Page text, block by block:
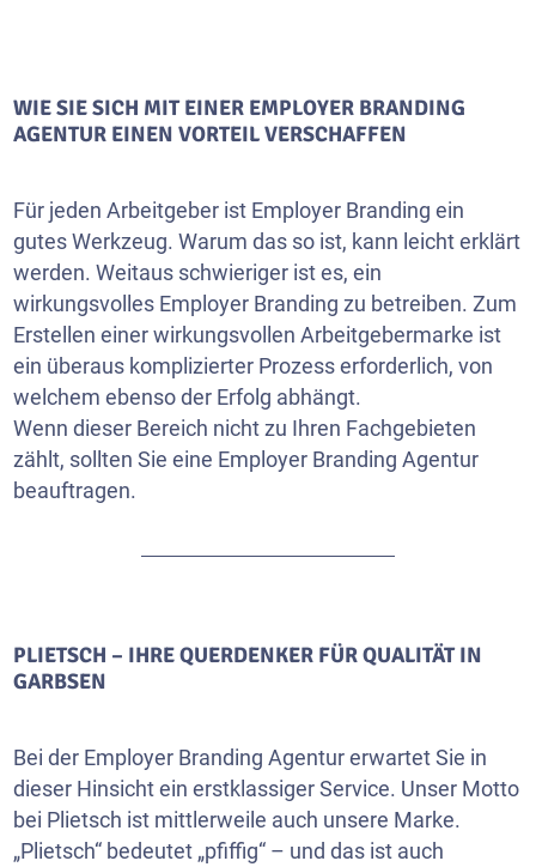
WIE SIE SICH MIT EINER EMPLOYER BRANDING
AGENTUR EINEN VORTEIL VERSCHAFFEN
Für jeden Arbeitgeber ist Employer Branding ein
gutes Werkzeug. Warum das so ist, kann leicht erklärt
werden. Weitaus schwieriger ist es, ein
wirkungsvolles Employer Branding zu betreiben. Zum
Erstellen einer wirkungsvollen Arbeitgebermarke ist
ein überaus komplizierter Prozess erforderlich, von
welchem ebenso der Erfolg abhängt.
Wenn dieser Bereich nicht zu Ihren Fachgebieten
zählt, sollten Sie eine Employer Branding Agentur
beauftragen.
PLIETSCH – IHRE QUERDENKER FÜR QUALITÄT IN
GARBSEN
Bei der Employer Branding Agentur erwartet Sie in
dieser Hinsicht ein erstklassiger Service. Unser Motto
bei Plietsch ist mittlerweile auch unsere Marke.
„Plietsch“ bedeutet „pfiffig“ – und das ist auch